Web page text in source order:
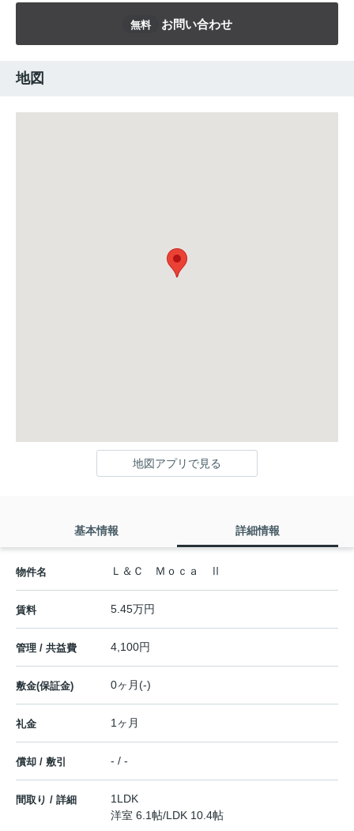
無料 お問い合わせ
地図
地図アプリで見る
基本情報 詳細情報
物件名 Ｌ＆Ｃ Ｍｏｃａ Ⅱ
賃料 5.45万円
管理 / 共益費 4,100円
敷金(保証金) 0ヶ月(-)
礼金 1ヶ月
償却 / 敷引 - / -
間取り / 詳細
1LDK
洋室 6.1帖/LDK 10.4帖